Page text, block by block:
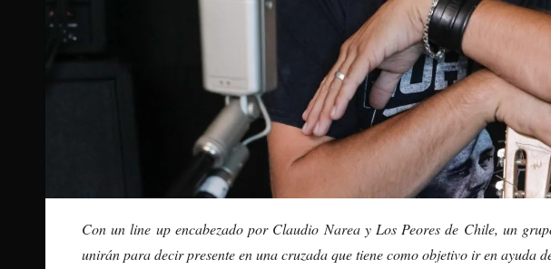
Con un line up encabezado por Claudio Narea y Los Peores de Chile, un
unirán para decir presente en una cruzada que tiene como objetivo ir en ayuda